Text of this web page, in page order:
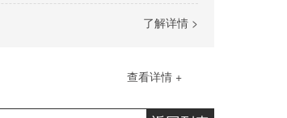
了解详情 >
查看详情 +